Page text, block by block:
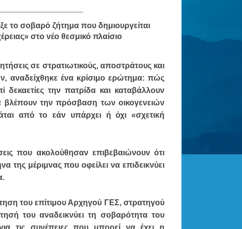
το σοβαρό ζήτημα που δημιουργείται
στο νέο θεσμικό πλαίσιο
σε στρατιωτικούς, αποστράτους και
αναδείχθηκε ένα κρίσιμο ερώτημα: πώς
την πατρίδα και καταβάλλουν
βλέπουν την πρόσβαση των οικογενειών
από το εάν υπάρχει ή όχι «σχετική
που ακολούθησαν επιβεβαιώνουν ότι
της μέριμνας που οφείλει να επιδεικνύει
του επίτιμου Αρχηγού ΓΕΣ, στρατηγού
του αναδεικνύει τη σοβαρότητα του
τις συνέπειες που μπορεί να έχει η